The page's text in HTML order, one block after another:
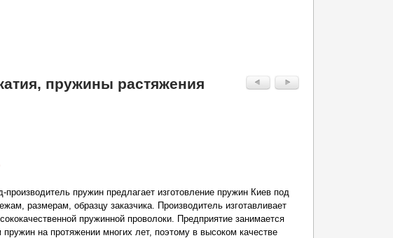
пружины растяжения
производитель пружин предлагает изготовление пружин Киев под
размерам, образцу заказчика. Производитель изготавливает
пружинной проволоки. Предприятие занимается
пружин на протяжении многих лет, поэтому в высоком качестве